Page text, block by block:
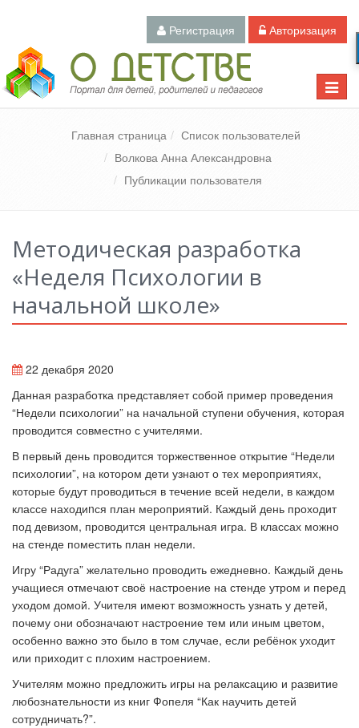
Регистрация Авторизация
Toggle
Педагогический портал «О детстве»
Главная страница
Список пользователей
Волкова Анна Александровна
Публикации пользователя
Методическая разработка
«Неделя Психологии в
начальной школе»
22 декабря 2020
Данная разработка представляет собой пример проведения
“Недели психологии” на начальной ступени обучения, которая
проводится совместно с учителями.
В первый день проводится торжественное открытие “Недели
психологии”, на котором дети узнают о тех мероприятиях,
которые будут проводиться в течение всей недели, в каждом
классе находиnся план мероприятий. Каждый день проходит
под девизом, проводится центральная игра. В классах можно
на стенде поместить план недели.
Игру “Радуга” желательно проводить ежедневно. Каждый день
учащиеся отмечают своё настроение на стенде утром и перед
уходом домой. Учителя имеют возможность узнать у детей,
почему они обозначают настроение тем или иным цветом,
особенно важно это было в том случае, если ребёнок уходит
или приходит с плохим настроением.
Учителям можно предложить игры на релаксацию и развитие
любознательности из книг Фопеля “Как научить детей
сотрудничать?”.